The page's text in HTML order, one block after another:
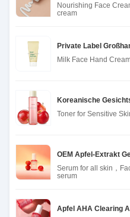
Nourishing Face
cream
Private Label
Milk Face Hand
Koreanische
Toner for Sensitive
OEM Apfel-Extrakt
Serum for all skin，
serum
Apfel AHA Clearing